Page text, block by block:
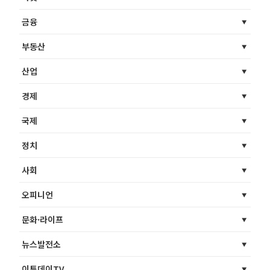
금융
부동산
산업
경제
국제
정치
사회
오피니언
문화·라이프
뉴스발전소